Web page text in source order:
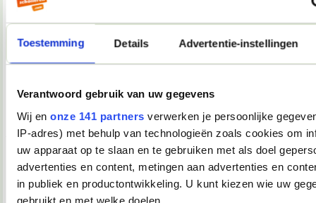
Toestemming Details Advertentie-instellingen
Verantwoord gebruik van uw gegevens
Wij en onze 141 partners verwerken je persoonlijke
IP-adres) met behulp van technologieën zoals cookies om
uw apparaat op te slaan en te gebruiken met als doel
advertenties en content, metingen aan advertenties en
in publiek en productontwikkeling. U kunt kiezen wie uw
gebruikt en met welke doelen.
Darkiekurd schreef op
Niet.
Dit is het "embarrassing moments, leuke anekdotes,
vermaak uw medeforummer" topic, nummer 2!
Dit had dus eigenlijk in de eerste post gemoeten.
__________________
02-05-2007, 12:36
Tink*